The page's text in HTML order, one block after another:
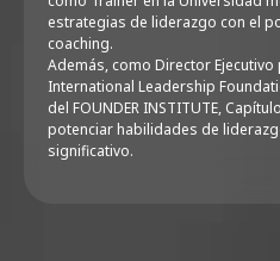
propósito de vida.»
CO FUNDADOR Y
SAUL
«Mi vida hoy tiene una
estrategias de liderazgo con el
coaching.
Además, como Director Ejecutivo
International Leadership
del FOUNDER INSTITUTE,
potenciar habilidades de
significativo.